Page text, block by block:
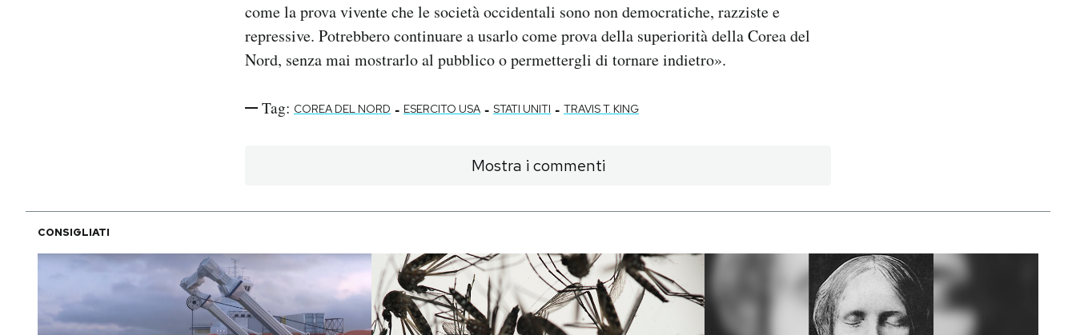
come la prova vivente che le società occidentali sono non democratiche, razziste e
repressive. Potrebbero continuare a usarlo come prova della superiorità della Corea del
Nord, senza mai mostrarlo al pubblico o permettergli di tornare indietro».
Tag: COREA DEL NORD - ESERCITO USA - STATI UNITI - TRAVIS T. KING
Mostra i commenti
CONSIGLIATI